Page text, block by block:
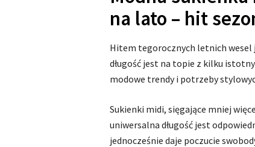
na lato – hit
Hitem tegorocznych letnich wesel
długość jest na topie z kilku
modowe trendy i potrzeby
Sukienki midi, sięgające mniej
uniwersalna długość jest
jednocześnie daje poczucie